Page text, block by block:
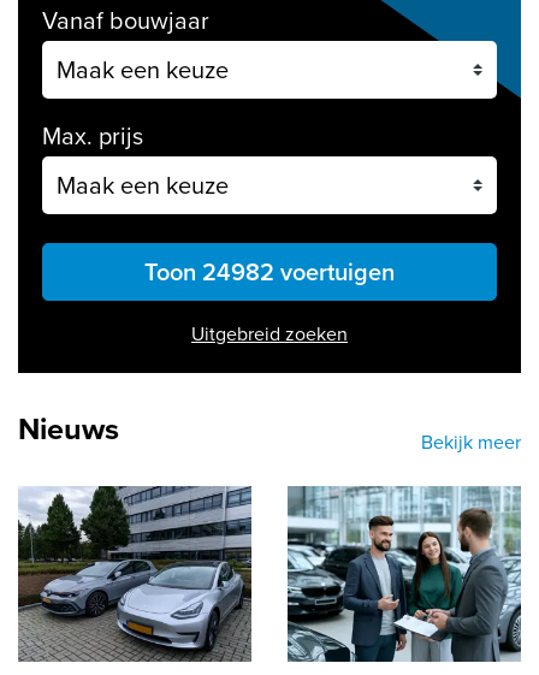
Vanaf bouwjaar
Max. prijs
Toon 24982 voertuigen
Uitgebreid zoeken
Nieuws Bekijk meer